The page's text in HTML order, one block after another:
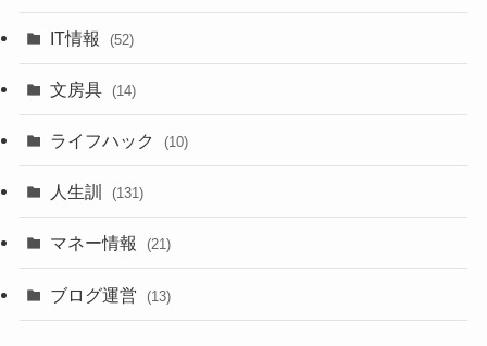
IT情報 (52)
文房具 (14)
ライフハック (10)
人生訓 (131)
マネー情報 (21)
ブログ運営 (13)